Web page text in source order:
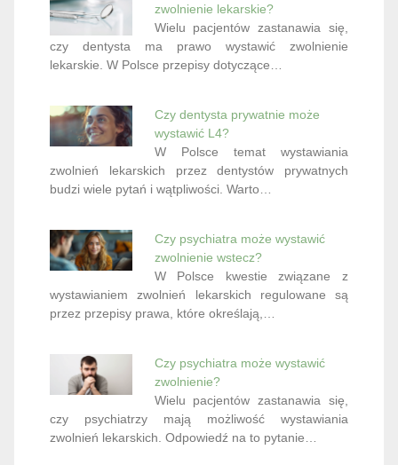
zwolnienie lekarskie?
Wielu pacjentów zastanawia się,
czy dentysta ma prawo wystawić zwolnienie
lekarskie. W Polsce przepisy dotyczące…
Czy dentysta prywatnie może
wystawić L4?
W Polsce temat wystawiania
zwolnień lekarskich przez dentystów prywatnych
budzi wiele pytań i wątpliwości. Warto…
Czy psychiatra może wystawić
zwolnienie wstecz?
W Polsce kwestie związane z
wystawianiem zwolnień lekarskich regulowane są
przez przepisy prawa, które określają,…
Czy psychiatra może wystawić
zwolnienie?
Wielu pacjentów zastanawia się,
czy psychiatrzy mają możliwość wystawiania
zwolnień lekarskich. Odpowiedź na to pytanie…